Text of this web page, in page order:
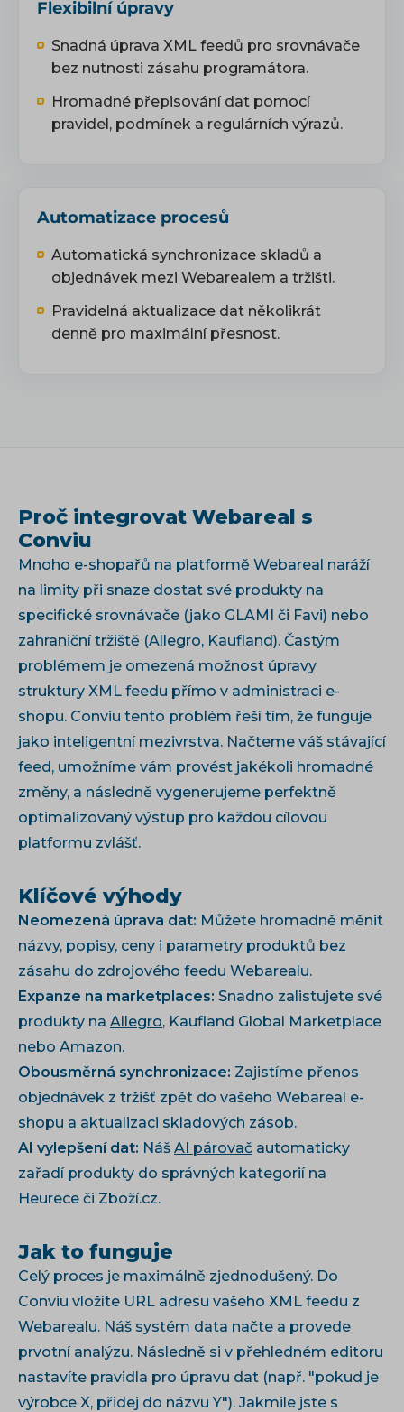
Flexibilní úpravy
Snadná úprava XML feedů pro srovnávače
bez nutnosti zásahu programátora.
Hromadné přepisování dat pomocí
pravidel, podmínek a regulárních výrazů.
Automatizace procesů
Automatická synchronizace skladů a
objednávek mezi Webarealem a tržišti.
Pravidelná aktualizace dat několikrát
denně pro maximální přesnost.
Proč integrovat Webareal s
Conviu
Mnoho e-shopařů na platformě Webareal naráží
na limity při snaze dostat své produkty na
specifické srovnávače (jako GLAMI či Favi) nebo
zahraniční tržiště (Allegro, Kaufland). Častým
problémem je omezená možnost úpravy
struktury XML feedu přímo v administraci e-
shopu. Conviu tento problém řeší tím, že funguje
jako inteligentní mezivrstva. Načteme váš stávající
feed, umožníme vám provést jakékoli hromadné
změny, a následně vygenerujeme perfektně
optimalizovaný výstup pro každou cílovou
platformu zvlášť.
Klíčové výhody
Neomezená úprava dat: Můžete hromadně měnit
názvy, popisy, ceny i parametry produktů bez
zásahu do zdrojového feedu Webarealu.
Expanze na marketplaces: Snadno zalistujete své
produkty na Allegro, Kaufland Global Marketplace
nebo Amazon.
Obousměrná synchronizace: Zajistíme přenos
objednávek z tržišť zpět do vašeho Webareal e-
shopu a aktualizaci skladových zásob.
AI vylepšení dat: Náš AI párovač automaticky
zařadí produkty do správných kategorií na
Heurece či Zboží.cz.
Jak to funguje
Celý proces je maximálně zjednodušený. Do
Conviu vložíte URL adresu vašeho XML feedu z
Webarealu. Náš systém data načte a provede
prvotní analýzu. Následně si v přehledném editoru
nastavíte pravidla pro úpravu dat (např. "pokud je
výrobce X, přidej do názvu Y"). Jakmile jste s